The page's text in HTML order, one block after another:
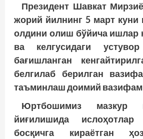
Президент Шавкат
жорий йилнинг 5 март куни
олдини олиш бўйича ишлар
ва келгусидаги
бағишланган
белгилаб берилган
таъминлаш доимий
Юртбошимиз мазкур
йиғилишида
босқичга кираётган